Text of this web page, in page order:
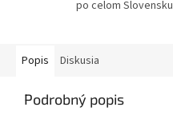
po celom Slovensku
Popis Diskusia
Podrobný popis